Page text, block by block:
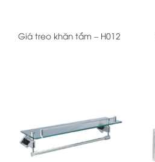
Giá treo khăn tắm – H012